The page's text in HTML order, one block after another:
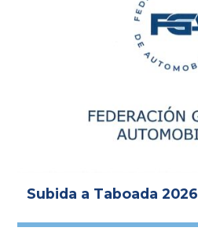
Subida a Taboada 2026